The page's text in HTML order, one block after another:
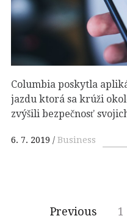
Columbia poskytla
jazdu ktorá sa krúži
zvýšili bezpečnosť
6. 7. 2019 Business
Previous 1